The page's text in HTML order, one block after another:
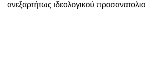
ανεξαρτήτως ιδεολογικού